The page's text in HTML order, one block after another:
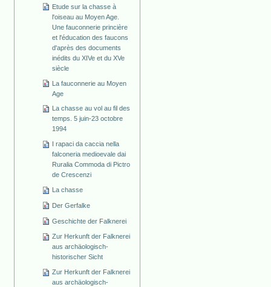
Etude sur la chasse à
l'oiseau au Moyen Age.
Une fauconnerie princière
et l'éducation des faucons
d'après des documents
inédits du XIVe et du XVe
siècle
La fauconnerie au Moyen
Age
La chasse au vol au fil des
temps. 5 juin-23 octobre
1994
I rapaci da caccia nella
falconeria medioevale dai
Ruralia Commoda di Pictro
de Crescenzi
La chasse
Der Gerfalke
Geschichte der Falknerei
Zur Herkunft der Falknerei
aus archäologisch-
historischer Sicht
Zur Herkunft der Falknerei
aus archäologisch-